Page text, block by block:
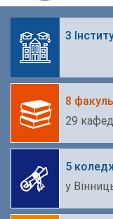
3
8
29
5
у